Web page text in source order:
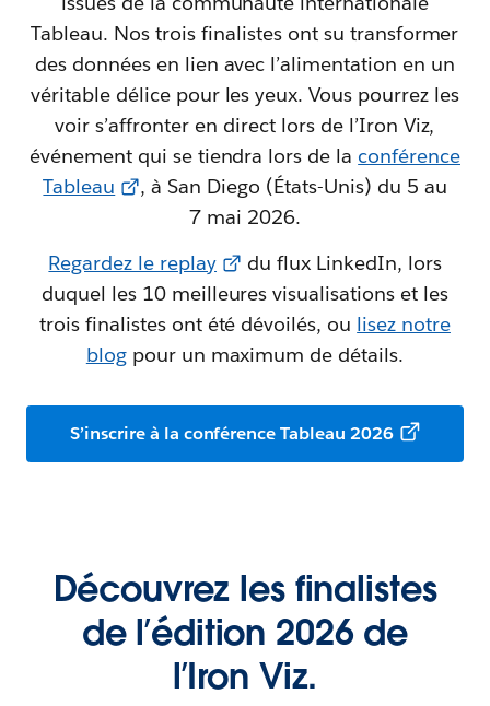
Tableau. Nos trois finalistes ont su transformer
des données en lien avec l’alimentation en un
véritable délice pour les yeux. Vous pourrez les
voir s’affronter en direct lors de l’Iron Viz,
événement qui se tiendra lors de la conférence
Tableau
, à San Diego (États-Unis) du 5 au
7 mai 2026.
Regardez le replay
du flux LinkedIn, lors
duquel les 10 meilleures visualisations et les
trois finalistes ont été dévoilés, ou lisez notre
blogpour un maximum de détails.
S’inscrire à la conférence Tableau 2026
Découvrez les finalistes
de l’édition 2026 de
l’Iron Viz.